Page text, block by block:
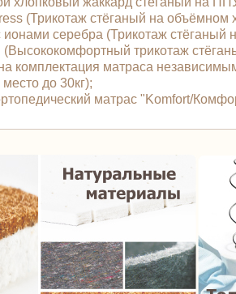
(Трикотаж стёганый на объёмном
ионами серебра (Трикотаж
(Высококомфортный трикотаж
комплектация матраса
до 30кг);
матрас "Komfort/